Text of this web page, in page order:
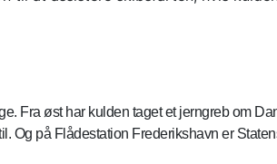
Fra øst har kulden taget et jerngreb om
Og på Flådestation Frederikshavn er